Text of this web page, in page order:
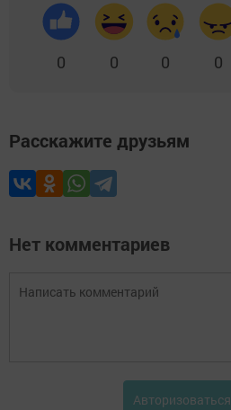
0 0 0 0
Расскажите друзьям
Нет комментариев
Авторизоваться